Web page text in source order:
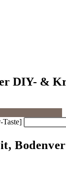
DIY- &
Taste]